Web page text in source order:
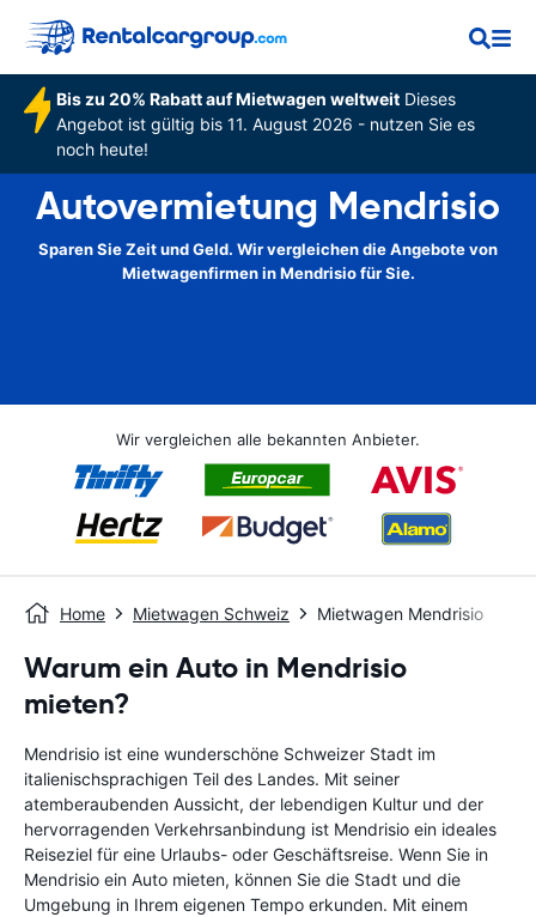
Bis zu 20% Rabatt auf Mietwagen weltweitDieses
Angebot ist gültig bis 11. August 2026 - nutzen Sie es
noch heute!
Autovermietung Mendrisio
Sparen Sie Zeit und Geld. Wir vergleichen die Angebote von
Mietwagenfirmen in Mendrisio für Sie.
Wir vergleichen alle bekannten Anbieter.
Home Mietwagen Schweiz Mietwagen Mendrisio
Warum ein Auto in Mendrisio
mieten?
Mendrisio ist eine wunderschöne Schweizer Stadt im
italienischsprachigen Teil des Landes. Mit seiner
atemberaubenden Aussicht, der lebendigen Kultur und der
hervorragenden Verkehrsanbindung ist Mendrisio ein ideales
Reiseziel für eine Urlaubs- oder Geschäftsreise. Wenn Sie in
Mendrisio ein Auto mieten, können Sie die Stadt und die
Umgebung in Ihrem eigenen Tempo erkunden. Mit einem